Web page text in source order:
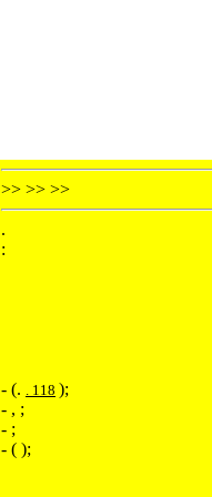
>> >> >>
.
:
- (. . 118 );
- , ;
- ;
- ( );